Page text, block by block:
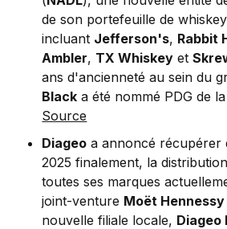
de son portefeuille de
incluant Jefferson's, Rabbit
Ambler, TX Whiskey et
ans d'ancienneté au sein du
Black a été nommé PDG de
Source
Diageo a annoncé récupérer
2025 finalement, la
toutes ses marques
joint-venture Moët
nouvelle filiale locale, Diageo